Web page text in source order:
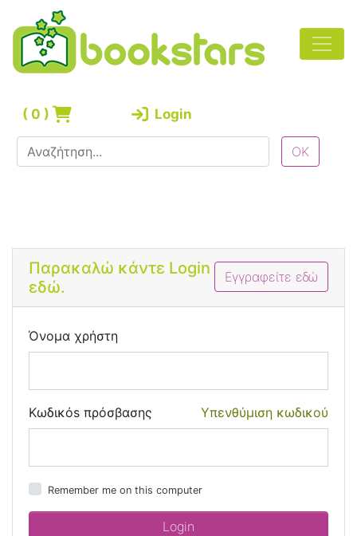
( 0 ) Login
Εγγραφείτε εδώ
Παρακαλώ κάντε Login
εδώ.
Όνομα χρήστη
Υπενθύμιση κωδικού
Κωδικόs πρόσβασης
Remember me on this computer